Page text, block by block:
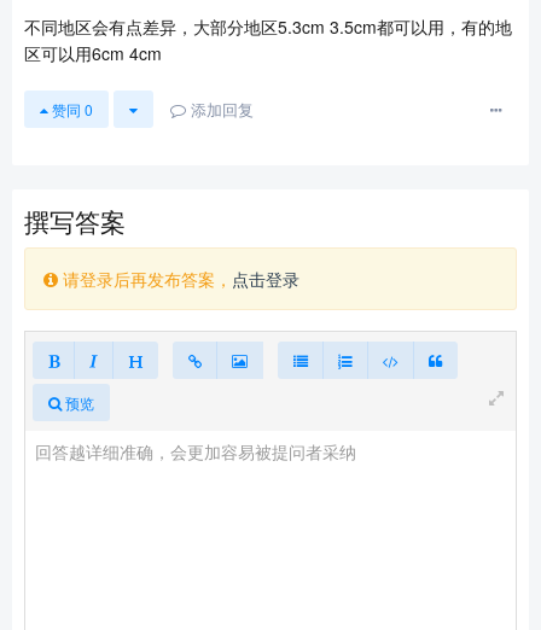
不同地区会有点差异，大部分地区5.3cm 3.5cm都可以用，有的地
区可以用6cm 4cm
赞同 0 添加回复
撰写答案
请登录后再发布答案， 点击登录
预览